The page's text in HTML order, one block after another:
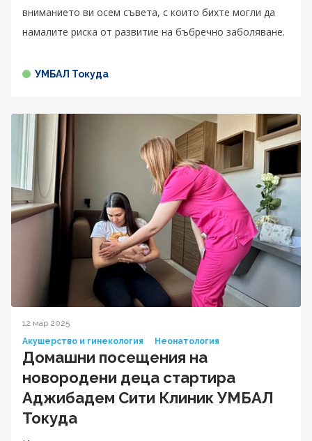
вниманието ви осем съвета, с които бихте могли да
намалите риска от развитие на бъбречно заболяване.
УМБАЛ Токуда
12 мар 2025
Акушерство и гинекология
Неонатология
Домашни посещения на
новородени деца стартира
Аджибадем Сити Клиник УМБАЛ
Токуда